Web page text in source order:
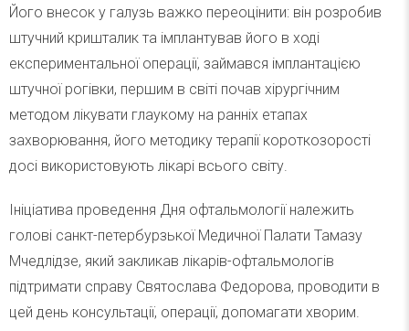
Його внесок у галузь важко переоцінити: він розробив
штучний кришталик та імплантував його в ході
експериментальної операції, займався імплантацією
штучної рогівки, першим в світі почав хірургічним
методом лікувати глаукому на ранніх етапах
захворювання, його методику терапії короткозорості
досі використовують лікарі всього світу.
Ініціатива проведення Дня офтальмології належить
голові санкт-петербурзької Медичної Палати Тамазу
Мчедлідзе, який закликав лікарів-офтальмологів
підтримати справу Святослава Федорова, проводити в
цей день консультації, операції, допомагати хворим.